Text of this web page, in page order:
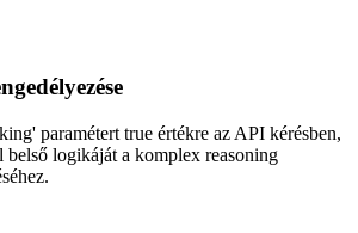
paramétert true értékre az API kérésben,
belső logikáját a komplex reasoning